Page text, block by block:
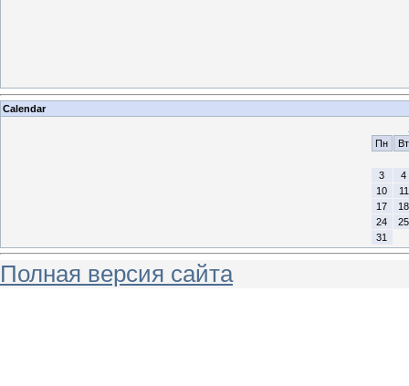
Calendar
Пн
Вт
3
4
10
11
17
18
24
25
31
Полная версия сайта